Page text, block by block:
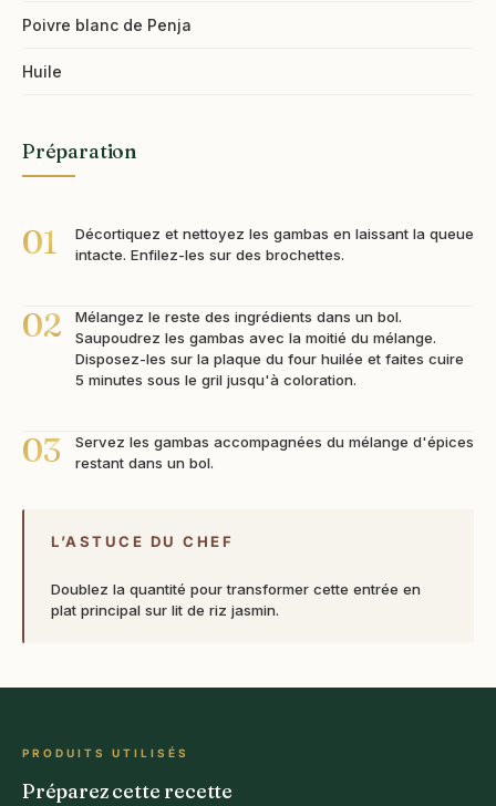
Poivre blanc de Penja
Huile
Préparation
01
Décortiquez et nettoyez les gambas en laissant la queue
intacte. Enfilez-les sur des brochettes.
02
Mélangez le reste des ingrédients dans un bol.
Saupoudrez les gambas avec la moitié du mélange.
Disposez-les sur la plaque du four huilée et faites cuire
5 minutes sous le gril jusqu'à coloration.
03
Servez les gambas accompagnées du mélange d'épices
restant dans un bol.
L’ASTUCE DU CHEF
Doublez la quantité pour transformer cette entrée en
plat principal sur lit de riz jasmin.
PRODUITS UTILISÉS
Préparez cette recette